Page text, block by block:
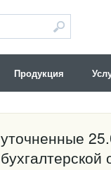
Продукция
уточненные
бухгалтерской